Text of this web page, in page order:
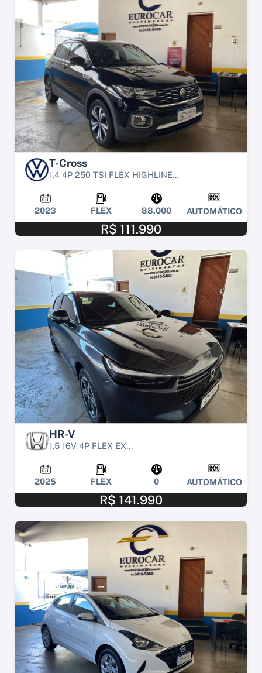
T-Cross
1.4 4P 250 TSI FLEX HIGHLINE...
2023 FLEX 88.000 AUTOMÁTICO
R$ 111.990
HR-V
1.5 16V 4P FLEX EX...
2025 FLEX 0 AUTOMÁTICO
R$ 141.990